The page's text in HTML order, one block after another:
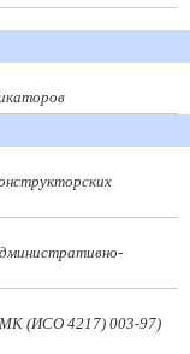
(ИСО 4217) 003-97)